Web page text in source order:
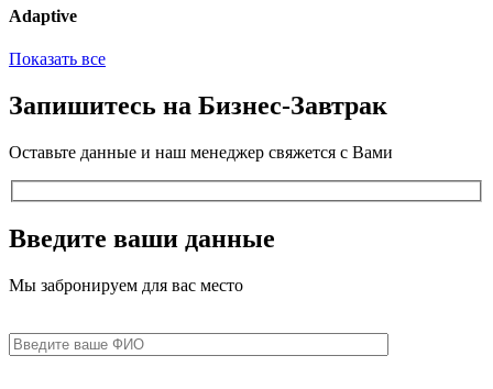
Adaptive
Показать все
Запишитесь на Бизнес-Завтрак
Оставьте данные и наш менеджер свяжется с Вами
Введите ваши данные
Мы забронируем для вас место